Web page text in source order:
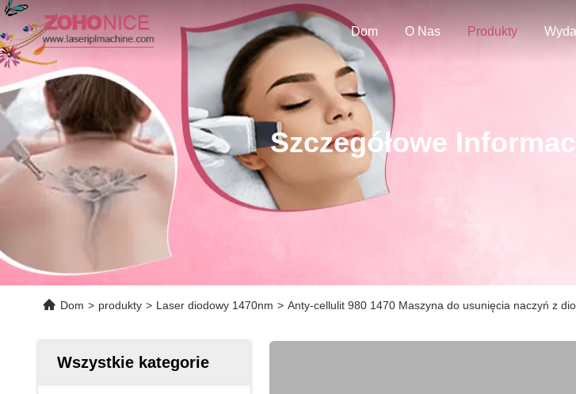
Dom O Nas Produkty
Szczegółowe
Dom > produkty > Laser diodowy 1470nm > Anty-cellulit 980 1470 Maszyna do usunięcia naczyń z
Wszystkie kategorie